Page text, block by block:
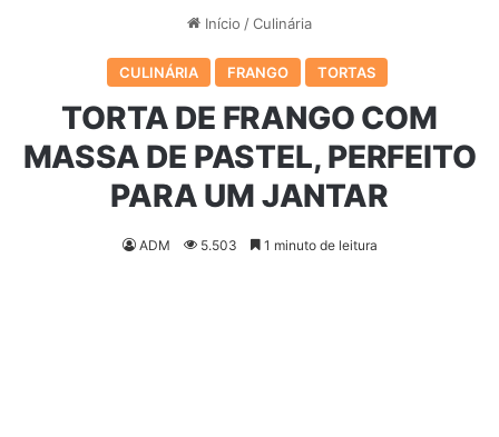
Início /Culinária
CULINÁRIA FRANGO TORTAS
TORTA DE FRANGO COM
MASSA DE PASTEL, PERFEITO
PARA UM JANTAR
ADM 5.503 1 minuto de leitura